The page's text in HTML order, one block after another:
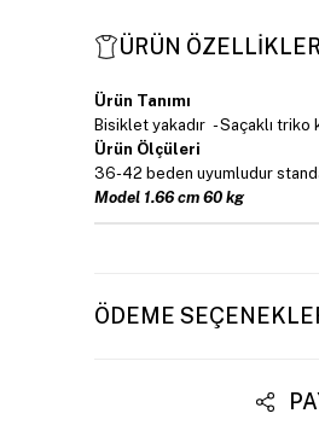
ÜRÜN
Ürün Tanımı
Bisiklet yakadır - Saçaklı triko
Ürün Ölçüleri
36-42 beden uyumludur
Model 1.66 cm 60 kg
ÖDEME